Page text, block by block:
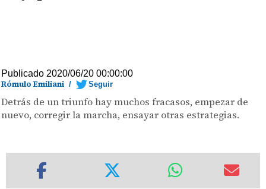
Publicado 2020/06/20 00:00:00
Rómulo Emiliani / Seguir
Detrás de un triunfo hay muchos fracasos, empezar de
nuevo, corregir la marcha, ensayar otras estrategias.